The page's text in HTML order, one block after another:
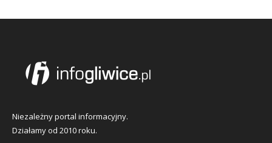
Niezależny portal informacyjny.
Działamy od 2010 roku.